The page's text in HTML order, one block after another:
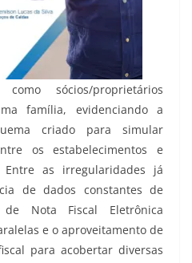
sócios/proprietários
família, evidenciando a
criado para simular
os estabelecimentos e
as irregularidades já
de dados constantes de
de Nota Fiscal Eletrônica
e o aproveitamento de
para acobertar diversas